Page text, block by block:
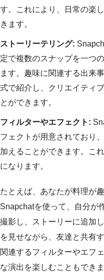
す。これにより、日常の楽
きます。
ストーリーテリング:
定で複数のスナップを一つ
ます。趣味に関連する出来
式で紹介し、クリエイティ
とができます。
フィルターやエフェクト:
フェクトが用意されており
加えることができます。こ
になります。
たとえば、あなたが料理が
Snapchatを使って、自分が
撮影し、ストーリーに追加
を見せながら、友達と共有
関連するフィルターやエフ
な演出を楽しむこともできま